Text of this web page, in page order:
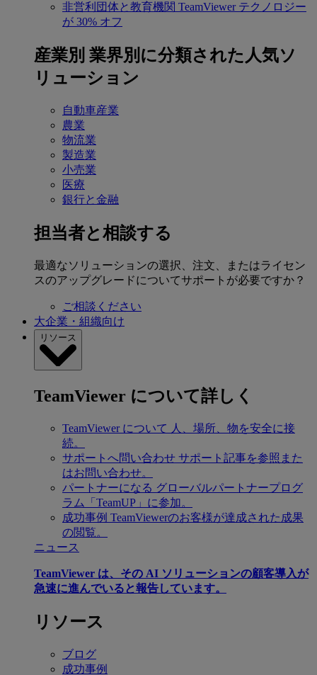
非営利団体と教育機関 TeamViewer テクノロジー
が 30% オフ
産業別 業界別に分類された人気ソ
リューション
自動車産業
農業
物流業
製造業
小売業
医療
銀行と金融
担当者と相談する
最適なソリューションの選択、注文、またはライセン
スのアップグレードについてサポートが必要ですか？
ご相談ください
大企業・組織向け
リソース
TeamViewer について詳しく
TeamViewer について 人、場所、物を安全に接
続。
サポートへ問い合わせ サポート記事を参照また
はお問い合わせ。
パートナーになる グローバルパートナープログ
ラム「TeamUP」に参加。
成功事例 TeamViewerのお客様が達成された成果
の閲覧。
ニュース
TeamViewer は、その AI ソリューションの顧客導入が
急速に進んでいると報告しています。
リソース
ブログ
成功事例